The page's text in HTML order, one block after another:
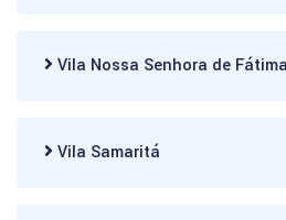
Vila Nossa Senhora de Fátima
Vila Samaritá